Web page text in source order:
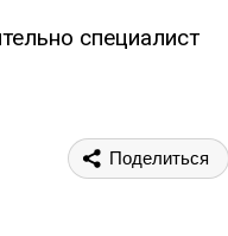
специалист
Поделиться